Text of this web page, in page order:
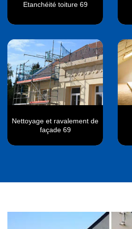
Etanchéité toiture 69
Nettoyage et ravalement de
façade 69